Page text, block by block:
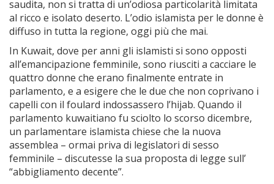
saudita, non si tratta di un’odiosa particolarità limitata
al ricco e isolato deserto. L’odio islamista per le donne è
diffuso in tutta la regione, oggi più che mai.
In Kuwait, dove per anni gli islamisti si sono opposti
all’emancipazione femminile, sono riusciti a cacciare le
quattro donne che erano finalmente entrate in
parlamento, e a esigere che le due che non coprivano i
capelli con il foulard indossassero l’hijab. Quando il
parlamento kuwaitiano fu sciolto lo scorso dicembre,
un parlamentare islamista chiese che la nuova
assemblea – ormai priva di legislatori di sesso
femminile – discutesse la sua proposta di legge sull’
“abbigliamento decente”.